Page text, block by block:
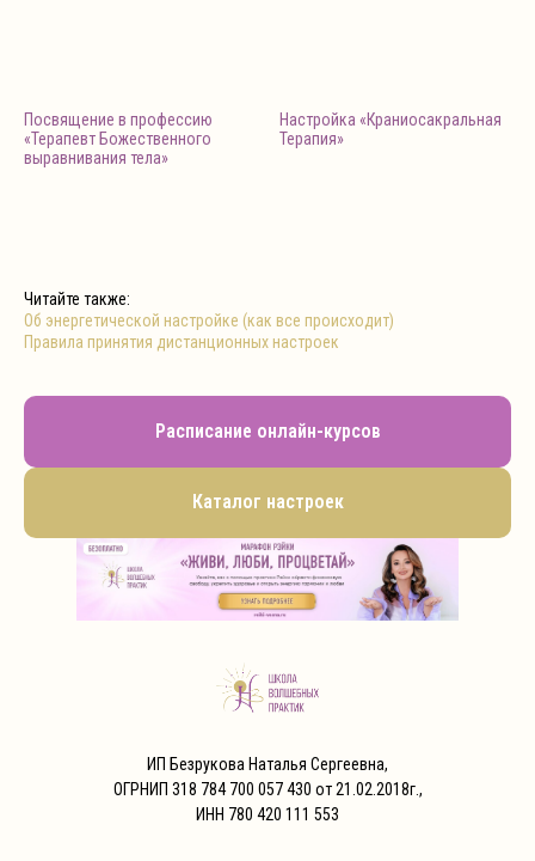
Посвящение в профессию
«Терапевт Божественного
выравнивания тела»
Настройка «Краниосакральная
Терапия»
Читайте также:
Об энергетической настройке (как все происходит)
Правила принятия дистанционных настроек
Расписание онлайн-курсов
Каталог настроек
ИП Безрукова Наталья Сергеевна,
ОГРНИП 318 784 700 057 430 от 21.02.2018г.,
ИНН 780 420 111 553